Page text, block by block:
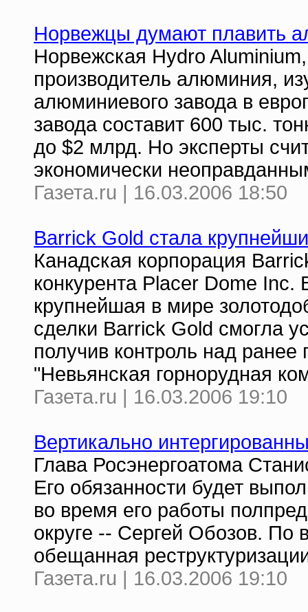
Норвежцы думают плавить
Норвежская Hydro
производитель алюминия,
алюминиевого завода в
завода составит 600 тыс.
до $2 млрд. Но эксперты
экономически
Газета.ru | 16.03.2006 18:50
Barrick Gold стала
Канадская корпорация
конкурента Placer Dome Inc.
крупнейшая в мире
сделки Barrick Gold смогла
получив контроль над
"Невьянская горнорудная
Газета.ru | 16.03.2006 19:10
Вертикально
Глава Росэнергоатома
Его обязанности будет
во время его работы
округе -- Сергей Обозов. По
обещанная
Газета.ru | 16.03.2006 19:10